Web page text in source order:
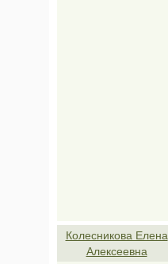
Колесникова Елена
Алексеевна